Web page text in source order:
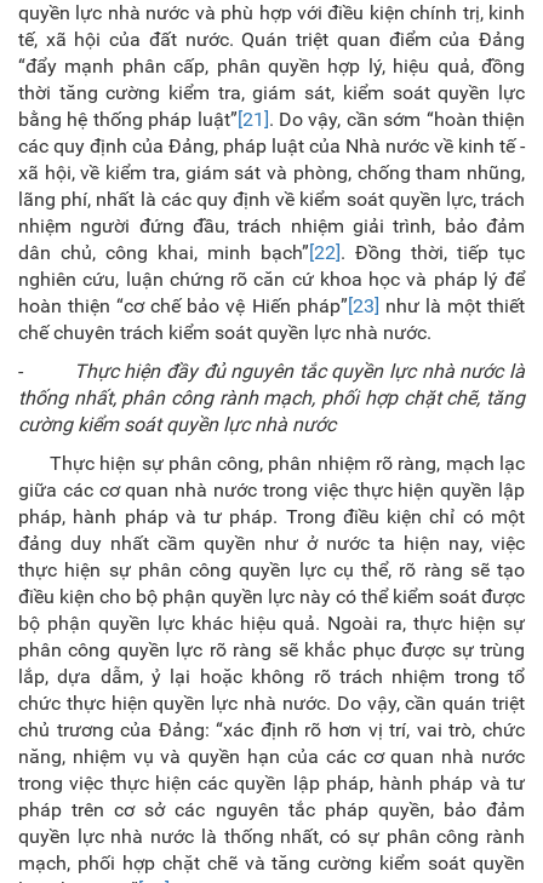
quyền lực nhà nước và phù hợp với điều kiện chính trị, kinh
tế, xã hội của đất nước. Quán triệt quan điểm của Đảng
“đẩy mạnh phân cấp, phân quyền hợp lý, hiệu quả, đồng
thời tăng cường kiểm tra, giám sát, kiểm soát quyền lực
bằng hệ thống pháp luật”[21]. Do vậy, cần sớm “hoàn thiện
các quy định của Đảng, pháp luật của Nhà nước về kinh tế -
xã hội, về kiểm tra, giám sát và phòng, chống tham nhũng,
lãng phí, nhất là các quy định về kiểm soát quyền lực, trách
nhiệm người đứng đầu, trách nhiệm giải trình, bảo đảm
dân chủ, công khai, minh bạch”[22]. Đồng thời, tiếp tục
nghiên cứu, luận chứng rõ căn cứ khoa học và pháp lý để
hoàn thiện “cơ chế bảo vệ Hiến pháp”[23] như là một thiết
chế chuyên trách kiểm soát quyền lực nhà nước.
-
Thực hiện đầy đủ nguyên tắc quyền lực nhà nước là
thống nhất, phân công rành mạch, phối hợp chặt chẽ, tăng
cường kiểm soát quyền lực nhà nước
Thực hiện sự phân công, phân nhiệm rõ ràng, mạch lạc
giữa các cơ quan nhà nước trong việc thực hiện quyền lập
pháp, hành pháp và tư pháp. Trong điều kiện chỉ có một
đảng duy nhất cầm quyền như ở nước ta hiện nay, việc
thực hiện sự phân công quyền lực cụ thể, rõ ràng sẽ tạo
điều kiện cho bộ phận quyền lực này có thể kiểm soát được
bộ phận quyền lực khác hiệu quả. Ngoài ra, thực hiện sự
phân công quyền lực rõ ràng sẽ khắc phục được sự trùng
lắp, dựa dẫm, ỷ lại hoặc không rõ trách nhiệm trong tổ
chức thực hiện quyền lực nhà nước. Do vậy, cần quán triệt
chủ trương của Đảng: “xác định rõ hơn vị trí, vai trò, chức
năng, nhiệm vụ và quyền hạn của các cơ quan nhà nước
trong việc thực hiện các quyền lập pháp, hành pháp và tư
pháp trên cơ sở các nguyên tắc pháp quyền, bảo đảm
quyền lực nhà nước là thống nhất, có sự phân công rành
mạch, phối hợp chặt chẽ và tăng cường kiểm soát quyền